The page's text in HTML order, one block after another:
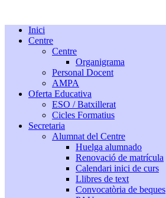
Inici
Centre
Centre
Organigrama
Personal Docent
AMPA
Oferta Educativa
ESO / Batxillerat
Cicles Formatius
Secretaria
Alumnat del Centre
Huelga alumnado
Renovació de matrícula
Calendari inici de curs
Llibres de text
Convocatòria de beques